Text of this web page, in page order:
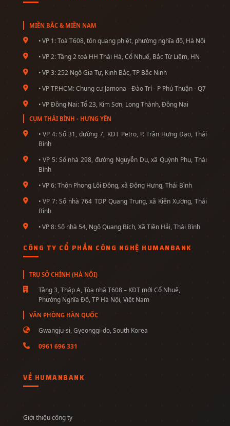
CÔNG TY CỔ PHẦN CÔNG NGHỆ HUMANBANK
TRỤ SỞ CHÍNH (HÀ NỘI)
Tầng 3, Tháp A, Tòa nhà T608 – KĐT mới Cổ Nhuế,
Phường Nghĩa Đô, TP Hà Nội, Việt Nam
VĂN PHÒNG HÀN QUỐC
Gwangju-si, Gyeonggi-do, South Korea
0961 696 331
MIỀN BẮC & MIỀN NAM
• VP 1: Toà T608, tôn quang phiệt, phường nghĩa đô, Hà Nội
• VP 2: Tầng 2 toà HH Thái Hà, Cổ Nhuế, Bắc Từ Liêm, HN
• VP 3: 252 Ngô Gia Tự, Kinh Bắc, TP Bắc Ninh
• VP TP.HCM: Chung cư Jamona - Đào Trí - P Phú Thuận - Q7
• VP Đồng Nai: Tổ 23, Kim Sơn, Long Thành, Đồng Nai
CỤM THÁI BÌNH - HƯNG YÊN
• VP 4: Số 31, đường 7, KDT Petro, P. Trần Hưng Đạo, Thái
Bình
• VP 5: Số nhà 298, đường Nguyễn Du, xã Quỳnh Phụ, Thái
Bình
• VP 6: Thôn Phong Lôi Đông, xã Đông Hưng, Thái Bình
• VP 7: Số nhà 764 TDP Quang Trung, xã Kiến Xương, Thái
Bình
• VP 8: Số nhà 54, Ngô Quang Bích, Xã Tiền Hải, Thái Bình
VỀ HUMANBANK
Giới thiệu công ty